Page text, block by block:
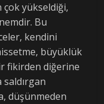
çok yükseldiği,
Bu
kendini
büyüklük
fikirden diğerine
saldırgan
düşünmeden